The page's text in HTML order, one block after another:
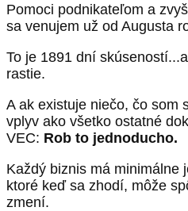
Pomoci podnikateľom a
sa venujem už od Augusta
To je 1891 dní
rastie.
A ak existuje niečo, čo som
vplyv ako všetko ostatné
VEC: Rob to jednoducho.
Každý biznis má minimálne
ktoré keď sa zhodí, môže
zmení.